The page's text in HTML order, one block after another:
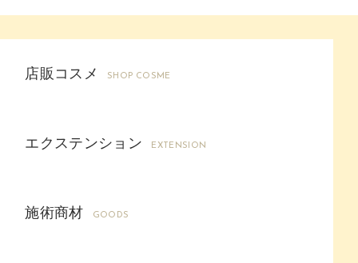
店販コスメ SHOP COSME
エクステンション EXTENSION
施術商材 GOODS